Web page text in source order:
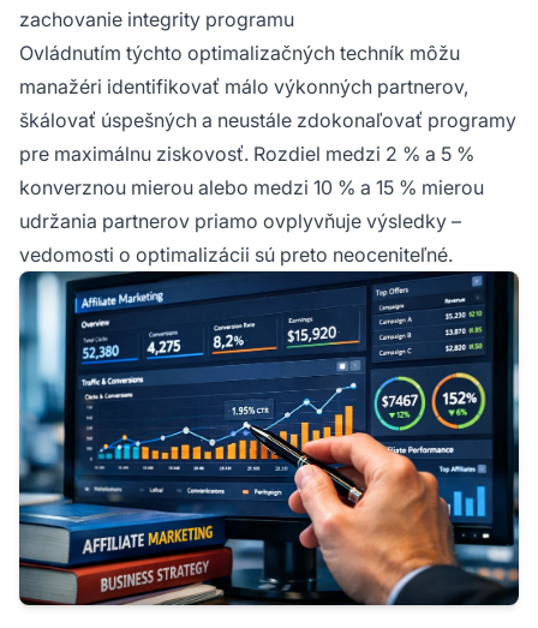
zachovanie integrity programu
Ovládnutím týchto optimalizačných techník môžu
manažéri identifikovať málo výkonných partnerov,
škálovať úspešných a neustále zdokonaľovať programy
pre maximálnu ziskovosť. Rozdiel medzi 2 % a 5 %
konverznou mierou alebo medzi 10 % a 15 % mierou
udržania partnerov priamo ovplyvňuje výsledky –
vedomosti o optimalizácii sú preto neoceniteľné.